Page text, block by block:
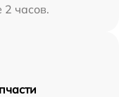
2 часов.